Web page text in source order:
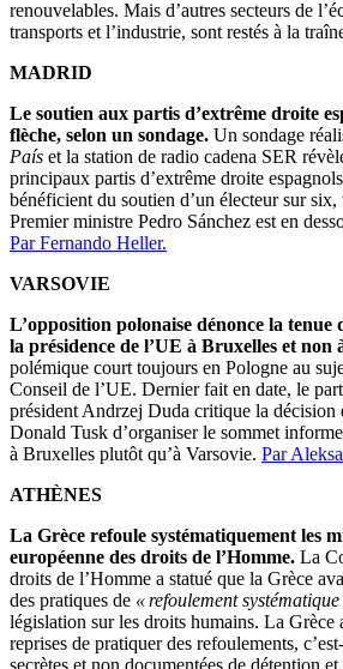
renouvelables. Mais d’autres secteurs de
transports et l’industrie, sont restés à la
MADRID
Le soutien aux partis d’extrême droite
flèche, selon un sondage. Un sondage
País et la station de radio cadena SER
principaux partis d’extrême droite
bénéficient du soutien d’un électeur sur
Premier ministre Pedro Sánchez est en
Par Fernando Heller.
VARSOVIE
L’opposition polonaise dénonce la tenue
la présidence de l’UE à Bruxelles et non
polémique court toujours en Pologne au
Conseil de l’UE. Dernier fait en date, le
président Andrzej Duda critique la décision
Donald Tusk d’organiser le sommet
à Bruxelles plutôt qu’à Varsovie. Par
ATHÈNES
La Grèce refoule systématiquement les
européenne des droits de l’Homme. La
droits de l’Homme a statué que la Grèce
des pratiques de « refoulement systématique
législation sur les droits humains. La Grèce
reprises de pratiquer des refoulements,